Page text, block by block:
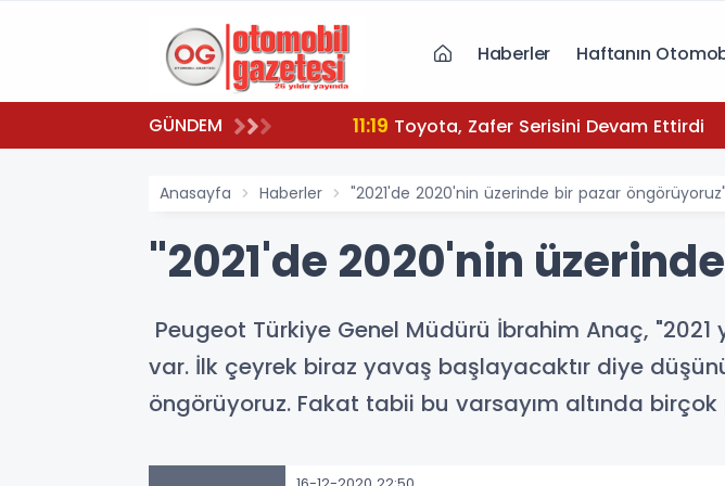
Haberler Haftanın
GÜNDEM 11:19 Toyota, Zafer Serisini Devam Ettirdi
Anasayfa Haberler "2021'de 2020'nin üzerinde bir pazar öngörüyoruz"
"2021'de 2020'nin
Peugeot Türkiye Genel Müdürü İbrahim Anaç,
var. İlk çeyrek biraz yavaş başlayacaktır diye
öngörüyoruz. Fakat tabii bu varsayım altında